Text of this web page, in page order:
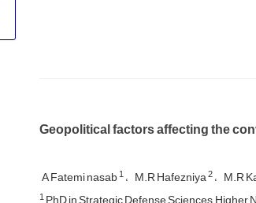
Geopolitical factors affecting the
A Fatemi nasab1 M.R Hafezniya2 M.R
1